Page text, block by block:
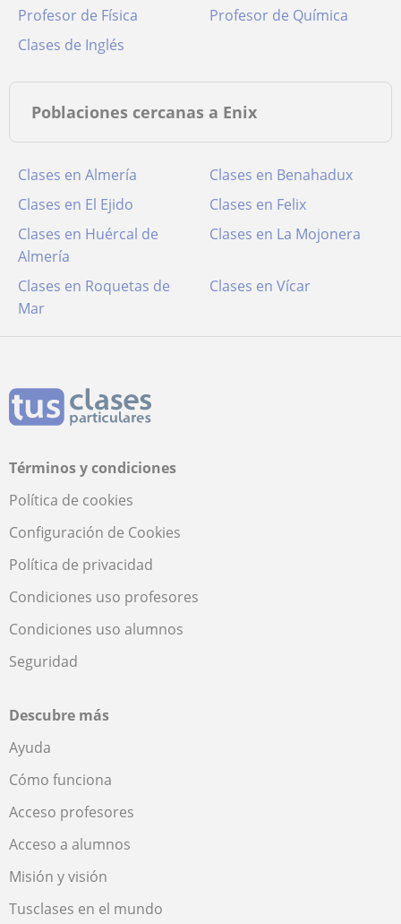
Profesor de Física
Profesor de Química
Clases de Inglés
Poblaciones cercanas a Enix
Clases en Almería
Clases en Benahadux
Clases en El Ejido
Clases en Felix
Clases en Huércal de
Almería
Clases en La Mojonera
Clases en Roquetas de
Mar
Clases en Vícar
Términos y condiciones
Política de cookies
Configuración de Cookies
Política de privacidad
Condiciones uso profesores
Condiciones uso alumnos
Seguridad
Descubre más
Ayuda
Cómo funciona
Acceso profesores
Acceso a alumnos
Misión y visión
Tusclases en el mundo